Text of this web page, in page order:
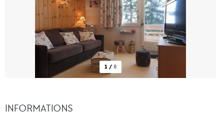
1 / 8
INFORMATIONS